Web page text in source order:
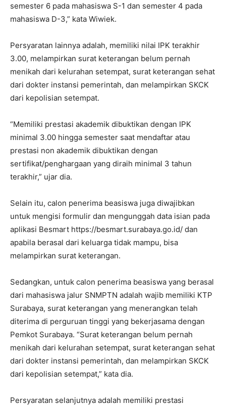
semester 6 pada mahasiswa S-1 dan semester 4 pada
mahasiswa D-3,” kata Wiwiek.
Persyaratan lainnya adalah, memiliki nilai IPK terakhir
3.00, melampirkan surat keterangan belum pernah
menikah dari kelurahan setempat, surat keterangan sehat
dari dokter instansi pemerintah, dan melampirkan SKCK
dari kepolisian setempat.
“Memiliki prestasi akademik dibuktikan dengan IPK
minimal 3.00 hingga semester saat mendaftar atau
prestasi non akademik dibuktikan dengan
sertifikat/penghargaan yang diraih minimal 3 tahun
terakhir,” ujar dia.
Selain itu, calon penerima beasiswa juga diwajibkan
untuk mengisi formulir dan mengunggah data isian pada
aplikasi Besmart https://besmart.surabaya.go.id/ dan
apabila berasal dari keluarga tidak mampu, bisa
melampirkan surat keterangan.
Sedangkan, untuk calon penerima beasiswa yang berasal
dari mahasiswa jalur SNMPTN adalah wajib memiliki KTP
Surabaya, surat keterangan yang menerangkan telah
diterima di perguruan tinggi yang bekerjasama dengan
Pemkot Surabaya. “Surat keterangan belum pernah
menikah dari kelurahan setempat, surat keterangan sehat
dari dokter instansi pemerintah, dan melampirkan SKCK
dari kepolisian setempat,” kata dia.
Persyaratan selanjutnya adalah memiliki prestasi